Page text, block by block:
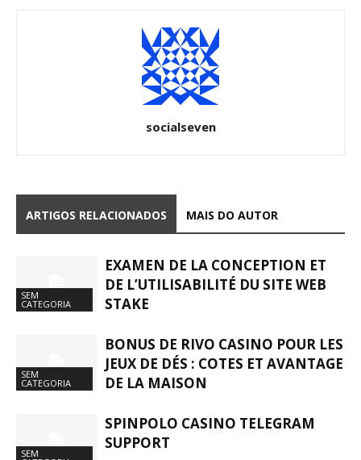
socialseven
ARTIGOS RELACIONADOS MAIS DO AUTOR
SEM
CATEGORIA
EXAMEN DE LA CONCEPTION ET
DE L’UTILISABILITÉ DU SITE WEB
STAKE
SEM
CATEGORIA
BONUS DE RIVO CASINO POUR LES
JEUX DE DÉS : COTES ET AVANTAGE
DE LA MAISON
SEM
SPINPOLO CASINO TELEGRAM
SUPPORT